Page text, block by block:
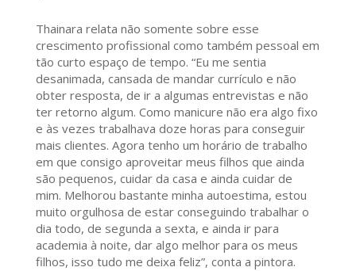
Thainara relata não somente sobre esse
crescimento profissional como também pessoal em
tão curto espaço de tempo. “Eu me sentia
desanimada, cansada de mandar currículo e não
obter resposta, de ir a algumas entrevistas e não
ter retorno algum. Como manicure não era algo fixo
e às vezes trabalhava doze horas para conseguir
mais clientes. Agora tenho um horário de trabalho
em que consigo aproveitar meus filhos que ainda
são pequenos, cuidar da casa e ainda cuidar de
mim. Melhorou bastante minha autoestima, estou
muito orgulhosa de estar conseguindo trabalhar o
dia todo, de segunda a sexta, e ainda ir para
academia à noite, dar algo melhor para os meus
filhos, isso tudo me deixa feliz”, conta a pintora.